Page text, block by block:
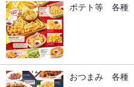
ポテト等 各種
おつまみ 各種